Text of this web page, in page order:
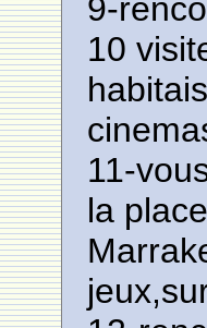
9-
10
11-
la